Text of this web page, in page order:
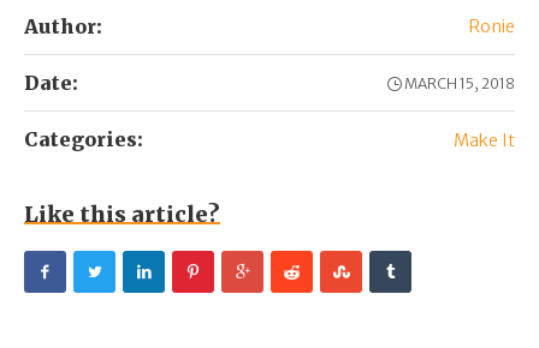
Author: Ronie
Date: MARCH 15, 2018
Categories: Make It
Like this article?